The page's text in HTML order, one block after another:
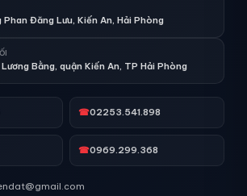
Đăng Lưu, Kiến An, Hải Phòng
Bằng, quận Kiến An, TP Hải Phòng
☎02253.541.898
☎0969.299.368